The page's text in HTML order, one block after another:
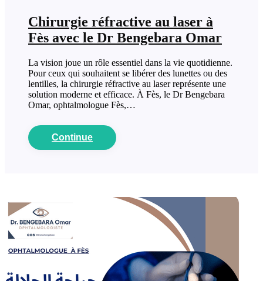
Chirurgie réfractive au laser à
Fès avec le Dr Bengebara Omar
La vision joue un rôle essentiel dans la vie quotidienne.
Pour ceux qui souhaitent se libérer des lunettes ou des
lentilles, la chirurgie réfractive au laser représente une
solution moderne et efficace. À Fès, le Dr Bengebara
Omar, ophtalmologue Fès,…
Continue